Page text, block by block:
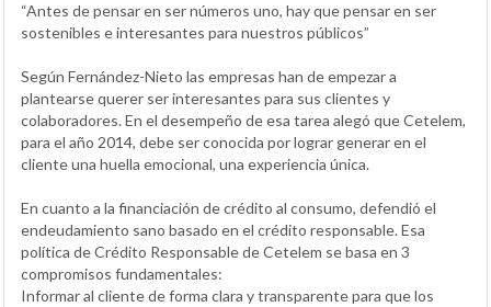
“Antes de pensar en ser números uno, hay que pensar en ser
sostenibles e interesantes para nuestros públicos”
Según Fernández-Nieto las empresas han de empezar a
plantearse querer ser interesantes para sus clientes y
colaboradores. En el desempeño de esa tarea alegó que Cetelem,
para el año 2014, debe ser conocida por lograr generar en el
cliente una huella emocional, una experiencia única.
En cuanto a la financiación de crédito al consumo, defendió el
endeudamiento sano basado en el crédito responsable. Esa
política de Crédito Responsable de Cetelem se basa en 3
compromisos fundamentales:
Informar al cliente de forma clara y transparente para que los